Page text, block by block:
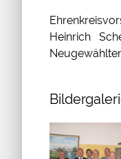
Heinrich